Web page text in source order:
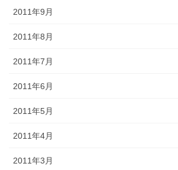
2011年9月
2011年8月
2011年7月
2011年6月
2011年5月
2011年4月
2011年3月